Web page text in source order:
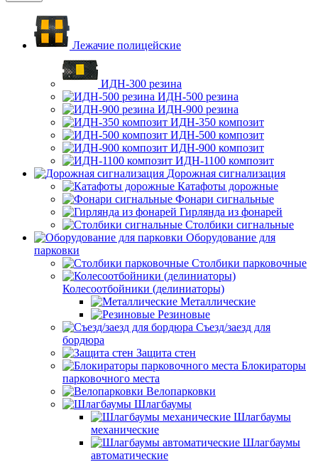
Лежачие полицейские
ИДН-300 резина
ИДН-500 резина
ИДН-900 резина
ИДН-350 композит
ИДН-500 композит
ИДН-900 композит
ИДН-1100 композит
Дорожная сигнализация
Катафоты дорожные
Фонари сигнальные
Гирлянда из фонарей
Столбики сигнальные
Оборудование для
парковки
Столбики парковочные
Колесоотбойники (делиниаторы)
Металлические
Резиновые
Съезд/заезд для
бордюра
Защита стен
Блокираторы
парковочного места
Велопарковки
Шлагбаумы
Шлагбаумы
механические
Шлагбаумы
автоматические